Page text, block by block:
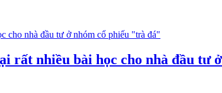
rất nhiều bài học cho nhà đầu